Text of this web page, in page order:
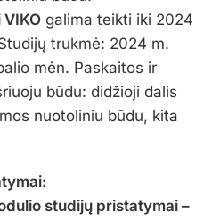
galima teikti iki 2024
trukmė: 2024 m.
mėn. Paskaitos ir
būdu: didžioji dalis
nuotoliniu būdu, kita
studijų pristatymai –